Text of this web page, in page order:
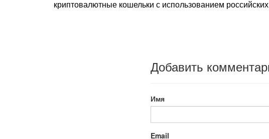
криптовалютные кошельки с использованием
Добавить
Имя
Email